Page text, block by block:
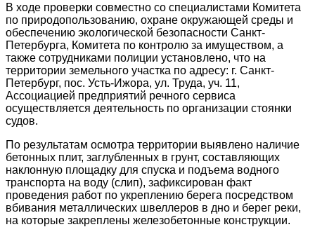
В ходе проверки совместно со специалистами Комитета
по природопользованию, охране окружающей среды и
обеспечению экологической безопасности Санкт-
Петербурга, Комитета по контролю за имуществом, а
также сотрудниками полиции установлено, что на
территории земельного участка по адресу: г. Санкт-
Петербург, пос. Усть-Ижора, ул. Труда, уч. 11,
Ассоциацией предприятий речного сервиса
осуществляется деятельность по организации стоянки
судов.
По результатам осмотра территории выявлено наличие
бетонных плит, заглубленных в грунт, составляющих
наклонную площадку для спуска и подъема водного
транспорта на воду (слип), зафиксирован факт
проведения работ по укреплению берега посредством
вбивания металлических швеллеров в дно и берег реки,
на которые закреплены железобетонные конструкции.